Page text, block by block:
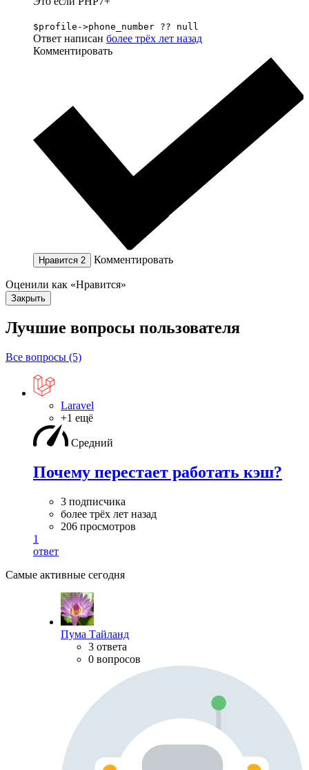
$profile->phone_number ?? null
Ответ написан более трёх лет назад
Комментировать
Нравится 2 Комментировать
Оценили как «Нравится»
Закрыть
Лучшие вопросы пользователя
Все вопросы (5)
Laravel
+1 ещё
Средний
Почему перестает работать кэш?
3 подписчика
более трёх лет назад
206 просмотров
1
ответ
Самые активные сегодня
Пума Тайланд
3 ответа
0 вопросов